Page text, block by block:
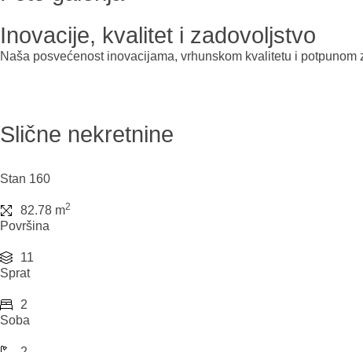
Inovacije, kvalitet i zadovoljstvo
Naša posvećenost inovacijama, vrhunskom kvalitetu i
Slične nekretnine
Stan 160
82.78 m2
Površina
11
Sprat
2
Soba